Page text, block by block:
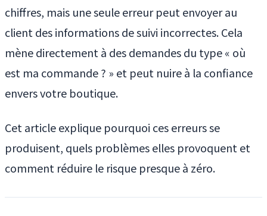
chiffres, mais une seule erreur peut envoyer au
client des informations de suivi incorrectes. Cela
mène directement à des demandes du type « où
est ma commande ? » et peut nuire à la confiance
envers votre boutique.
Cet article explique pourquoi ces erreurs se
produisent, quels problèmes elles provoquent et
comment réduire le risque presque à zéro.